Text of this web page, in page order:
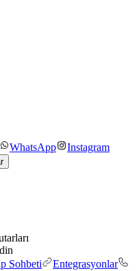
WhatsApp
Instagram
Sohbeti
Entegrasyonlar